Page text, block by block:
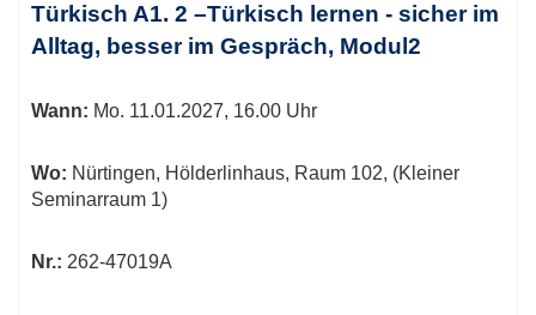
Türkisch A1. 2 –Türkisch lernen - sicher im
Alltag, besser im Gespräch, Modul2
Wann: Mo. 11.01.2027, 16.00 Uhr
Wo: Nürtingen, Hölderlinhaus, Raum 102, (Kleiner
Seminarraum 1)
Nr.: 262-47019A